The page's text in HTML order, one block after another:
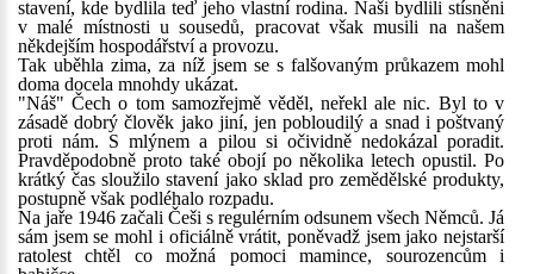
stavení, kde bydlila teď jeho vlastní rodina. Naši bydlili stísněni
v malé místnosti u sousedů, pracovat však musili na našem
někdejším hospodářství a provozu.
Tak uběhla zima, za níž jsem se s falšovaným průkazem mohl
doma docela mnohdy ukázat.
"Náš" Čech o tom samozřejmě věděl, neřekl ale nic. Byl to v
zásadě dobrý člověk jako jiní, jen pobloudilý a snad i poštvaný
proti nám. S mlýnem a pilou si očividně nedokázal poradit.
Pravděpodobně proto také obojí po několika letech opustil. Po
krátký čas sloužilo stavení jako sklad pro zemědělské produkty,
postupně však podléhalo rozpadu.
Na jaře 1946 začali Češi s regulérním odsunem všech Němců. Já
sám jsem se mohl i oficiálně vrátit, poněvadž jsem jako nejstarší
ratolest chtěl co možná pomoci mamince, sourozencům i